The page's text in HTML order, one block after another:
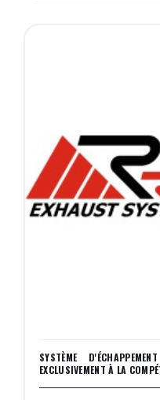
SYSTÈME
EXCLUSIVEMENT À LA